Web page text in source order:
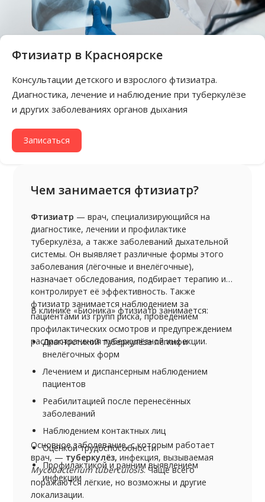
Фтизиатр в Красноярске
Консультации детского и взрослого фтизиатра.
Диагностика, лечение и наблюдение при туберкулёзе
и других заболеваниях органов дыхания
Записаться
Чем занимается фтизиатр?
Фтизиатр — врач, специализирующийся на
диагностике, лечении и профилактике
туберкулёза, а также заболеваний дыхательной
системы. Он выявляет различные формы этого
заболевания (лёгочные и внелёгочные),
назначает обследования, подбирает терапию и
контролирует её эффективность. Также
фтизиатр занимается наблюдением за
пациентами из групп риска, проведением
профилактических осмотров и предупреждением
распространения туберкулёзной инфекции.
В клинике «Бионика» фтизиатр занимается:
Диагностикой туберкулёза лёгких и
внелёгочных форм
Лечением и диспансерным наблюдением
пациентов
Реабилитацией после перенесённых
заболеваний
Наблюдением контактных лиц
Оценкой трудоспособности
Профилактикой и ранним выявлением
инфекции
Основное заболевание, с которым работает
врач, — туберкулёз, инфекция, вызываемая
Mycobacterium tuberculosis. Чаще всего
поражаются лёгкие, но возможны и другие
локализации.